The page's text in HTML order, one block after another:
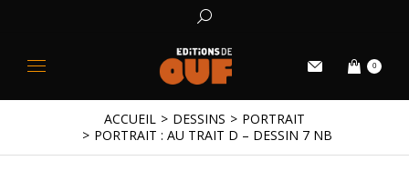
0
Vous êtes ici :ACCUEIL DESSINS
PORTRAIT
PORTRAIT : AU TRAIT D – DESSIN 7 NB